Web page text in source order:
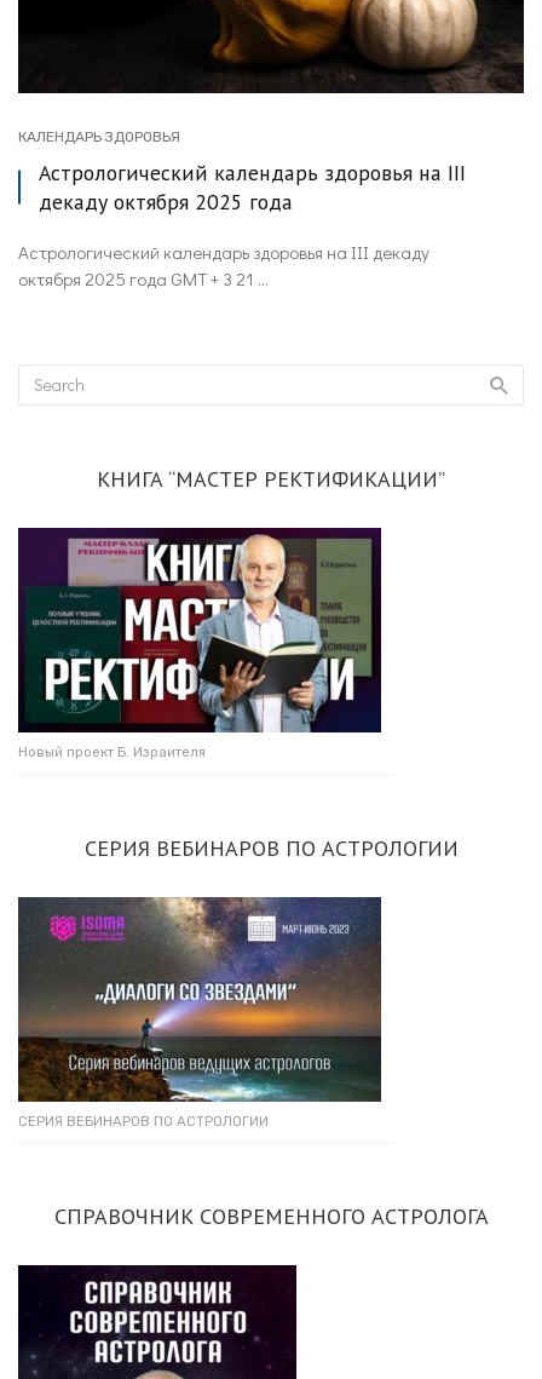
КАЛЕНДАРЬ ЗДОРОВЬЯ
Астрологический календарь здоровья на III
декаду октября 2025 года
Астрологический календарь здоровья на III декаду
октября 2025 года GMT + 3 21 ...
КНИГА “МАСТЕР РЕКТИФИКАЦИИ”
Новый проект Б. Израителя
СЕРИЯ ВЕБИНАРОВ ПО АСТРОЛОГИИ
СЕРИЯ ВЕБИНАРОВ ПО АСТРОЛОГИИ
СПРАВОЧНИК СОВРЕМЕННОГО АСТРОЛОГА